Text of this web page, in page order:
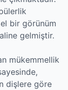
bir görünüm
gelmiştir.
mükemmellik
dişlere göre